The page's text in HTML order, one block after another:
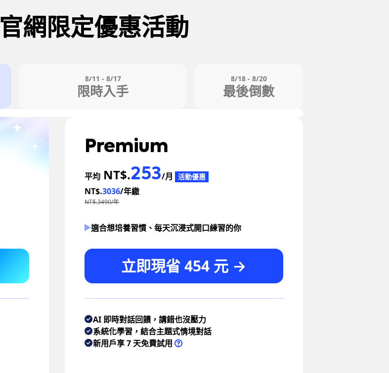
官網限定優惠活動
8/11 - 8/17
限時入手
8/18 - 8/20
最後倒數
Premium
平均 NT$.253/月 活動優惠
NT$.3036/年繳
NT$.3490/年
適合想培養習慣、每天沉浸式開口練習的你
立即現省 454 元 →
AI 即時對話回饋，講錯也沒壓力
系統化學習，結合主題式情境對話
新用戶享 7 天免費試用